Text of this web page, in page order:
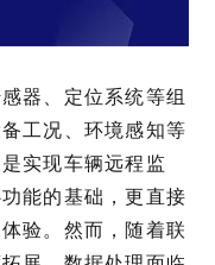
器、定位系统等组
工况、环境感知等
实现车辆远程监
能的基础，更直接
验。然而，随着联